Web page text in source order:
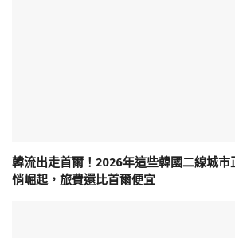
韓流出走首爾！2026年這些韓國二線城
悄崛起，旅費還比首爾便宜